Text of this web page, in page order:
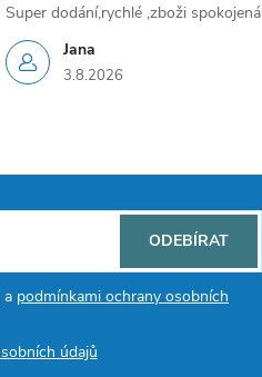
Jana
3.8.2026
Super dodání,rychlé ,zboži spokojená
a podmínkami ochrany osobních
údajů
ODEBÍRAT